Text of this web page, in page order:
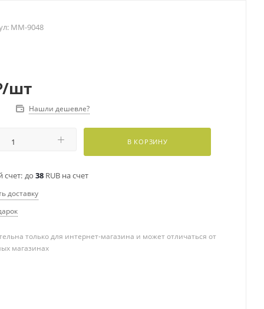
MM-9048
/шт
Нашли дешевле?
В КОРЗИНУ
счет: до 38RUB на счет
доставку
только для интернет-магазина и может отличаться от
магазинах